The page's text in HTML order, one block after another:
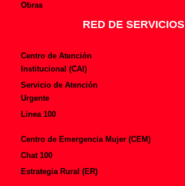
Obras
RED DE SERVICIOS
Centro de Atención
Institucional (CAI)
Servicio de Atención
Urgente
Linea 100
Centro de Emergencia Mujer (CEM)
Chat 100
Estrategia Rural (ER)